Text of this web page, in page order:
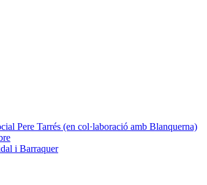
Pere Tarrés (en col·laboració amb Blanquerna)
i Barraquer